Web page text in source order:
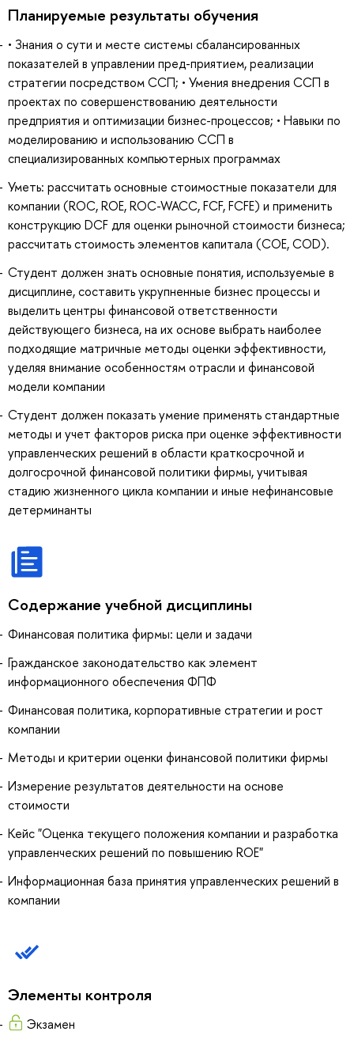
Планируемые результаты обучения
• Знания о сути и месте системы сбалансированных
показателей в управлении пред-приятием, реализации
стратегии посредством ССП; • Умения внедрения ССП в
проектах по совершенствованию деятельности
предприятия и оптимизации бизнес-процессов; • Навыки по
моделированию и использованию ССП в
специализированных компьютерных программах
Уметь: рассчитать основные стоимостные показатели для
компании (ROC, ROE, ROC-WACC, FCF, FCFE) и применить
конструкцию DCF для оценки рыночной стоимости бизнеса;
рассчитать стоимость элементов капитала (COE, COD).
Студент должен знать основные понятия, используемые в
дисциплине, составить укрупненные бизнес процессы и
выделить центры финансовой ответственности
действующего бизнеса, на их основе выбрать наиболее
подходящие матричные методы оценки эффективности,
уделяя внимание особенностям отрасли и финансовой
модели компании
Студент должен показать умение применять стандартные
методы и учет факторов риска при оценке эффективности
управленческих решений в области краткосрочной и
долгосрочной финансовой политики фирмы, учитывая
стадию жизненного цикла компании и иные нефинансовые
детерминанты
Содержание учебной дисциплины
Финансовая политика фирмы: цели и задачи
Гражданское законодательство как элемент
информационного обеспечения ФПФ
Финансовая политика, корпоративные стратегии и рост
компании
Методы и критерии оценки финансовой политики фирмы
Измерение результатов деятельности на основе
стоимости
Кейс "Оценка текущего положения компании и разработка
управленческих решений по повышению ROE"
Информационная база принятия управленческих решений в
компании
Элементы контроля
Экзамен